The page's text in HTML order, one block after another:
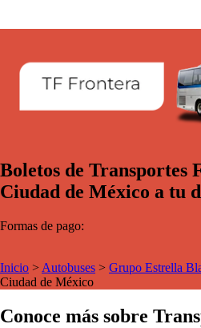
Boletos de Transportes
Ciudad de México a tu
Formas de pago:
Inicio > Autobuses > Grupo Estrella
Ciudad de México
Conoce más sobre